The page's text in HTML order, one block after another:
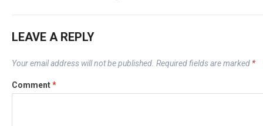
LEAVE A REPLY
Your email address will not be published. Required fields are marked *
Comment*